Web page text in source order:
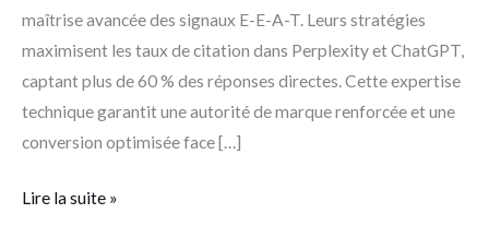
maîtrise avancée des signaux E-E-A-T. Leurs stratégies
maximisent les taux de citation dans Perplexity et ChatGPT,
captant plus de 60 % des réponses directes. Cette expertise
technique garantit une autorité de marque renforcée et une
conversion optimisée face […]
Lire la suite »